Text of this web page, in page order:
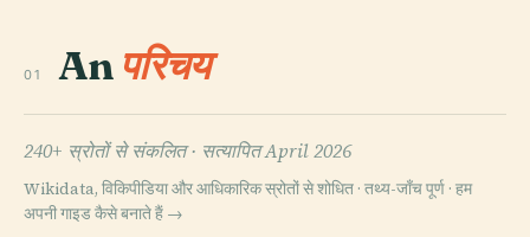
01 An परिचय
240+ स्रोतों से संकलित · सत्यापित April 2026
Wikidata, विकिपीडिया और आधिकारिक स्रोतों से शोधित · तथ्य-जाँच पूर्ण · हम
अपनी गाइड कैसे बनाते हैं →